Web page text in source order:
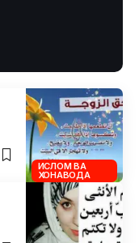
ИСЛОМ ВА
ХОНАВОДА